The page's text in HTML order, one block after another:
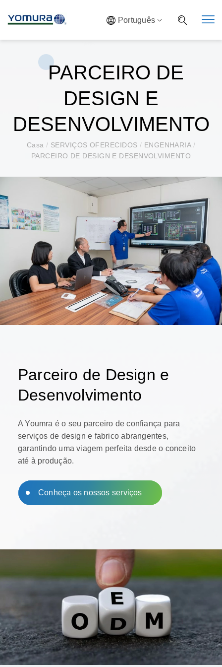
Português
PARCEIRO DE
DESIGN E
DESENVOLVIMENTO
Casa/ SERVIÇOS OFERECIDOS / ENGENHARIA /
PARCEIRO DE DESIGN E DESENVOLVIMENTO
Parceiro de Design e
Desenvolvimento
A Youmra é o seu parceiro de confiança para
serviços de design e fabrico abrangentes,
garantindo uma viagem perfeita desde o conceito
até à produção.
Conheça os nossos serviços